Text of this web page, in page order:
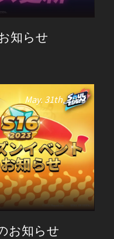
知らせ
May. 31th, 2023
お知らせ